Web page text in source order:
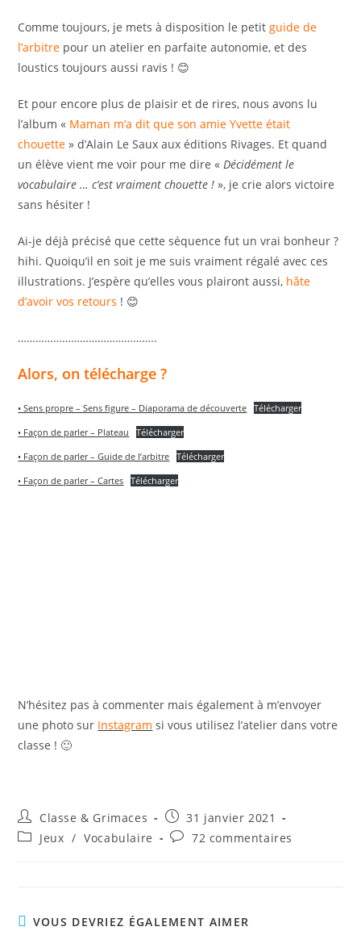
Comme toujours, je mets à disposition le petitguide de
l’arbitre pour un atelier en parfaite autonomie, et des
loustics toujours aussi ravis ! 😊
Et pour encore plus de plaisir et de rires, nous avons lu
l’album « Maman m’a dit que son amie Yvette était
chouette » d’Alain Le Saux aux éditions Rivages. Et quand
un élève vient me voir pour me dire «Décidément le
vocabulaire … c’est vraiment chouette ! », je crie alors victoire
sans hésiter !
Ai-je déjà précisé que cette séquence fut un vrai bonheur ?
hihi. Quoiqu’il en soit je me suis vraiment régalé avec ces
illustrations. J’espère qu’elles vous plairont aussi, hâte
d’avoir vos retours ! 😊
………………………………………..
Alors, on télécharge ?
• Sens propre – Sens figure – Diaporama de découverte Télécharger
• Façon de parler – Plateau
Télécharger
• Façon de parler – Guide de l’arbitre Télécharger
• Façon de parler – Cartes Télécharger
N’hésitez pas à commenter mais également à m’envoyer
une photo sur Instagram si vous utilisez l’atelier dans votre
classe ! 🙂
Auteur/autrice
de
Classe & Grimaces
Publication
publiée :
31 janvier 2021
PostJeux / Vocabulaire
Commentaires
72 commentaires
VOUS DEVRIEZ ÉGALEMENT AIMER